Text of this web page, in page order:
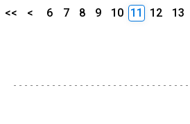
<< < 6 7 8 9 10 11 12 13